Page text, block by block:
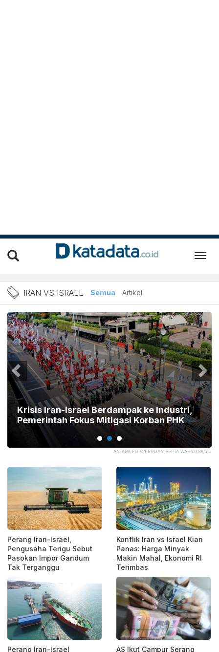
Berita Iran vs Israel
IRAN VS ISRAEL Semua Artikel
ANTARA FOTO/FERLIAN SEPTA WAHYUSA/YU
Krisis Iran-Israel Berdampak ke Industri,
Pemerintah Fokus Mitigasi Korban PHK
Perang Iran-Israel,
Pengusaha Terigu Sebut
Pasokan Impor Gandum
Tak Terganggu
Konflik Iran vs Israel Kian
Panas: Harga Minyak
Makin Mahal, Ekonomi RI
Terimbas
Perang Iran-Israel
AS Ikut Campur Serang